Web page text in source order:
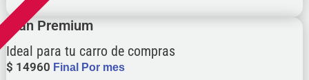
Plan Premium
Ideal para tu carro de compras
$ 14960 Final Por mes